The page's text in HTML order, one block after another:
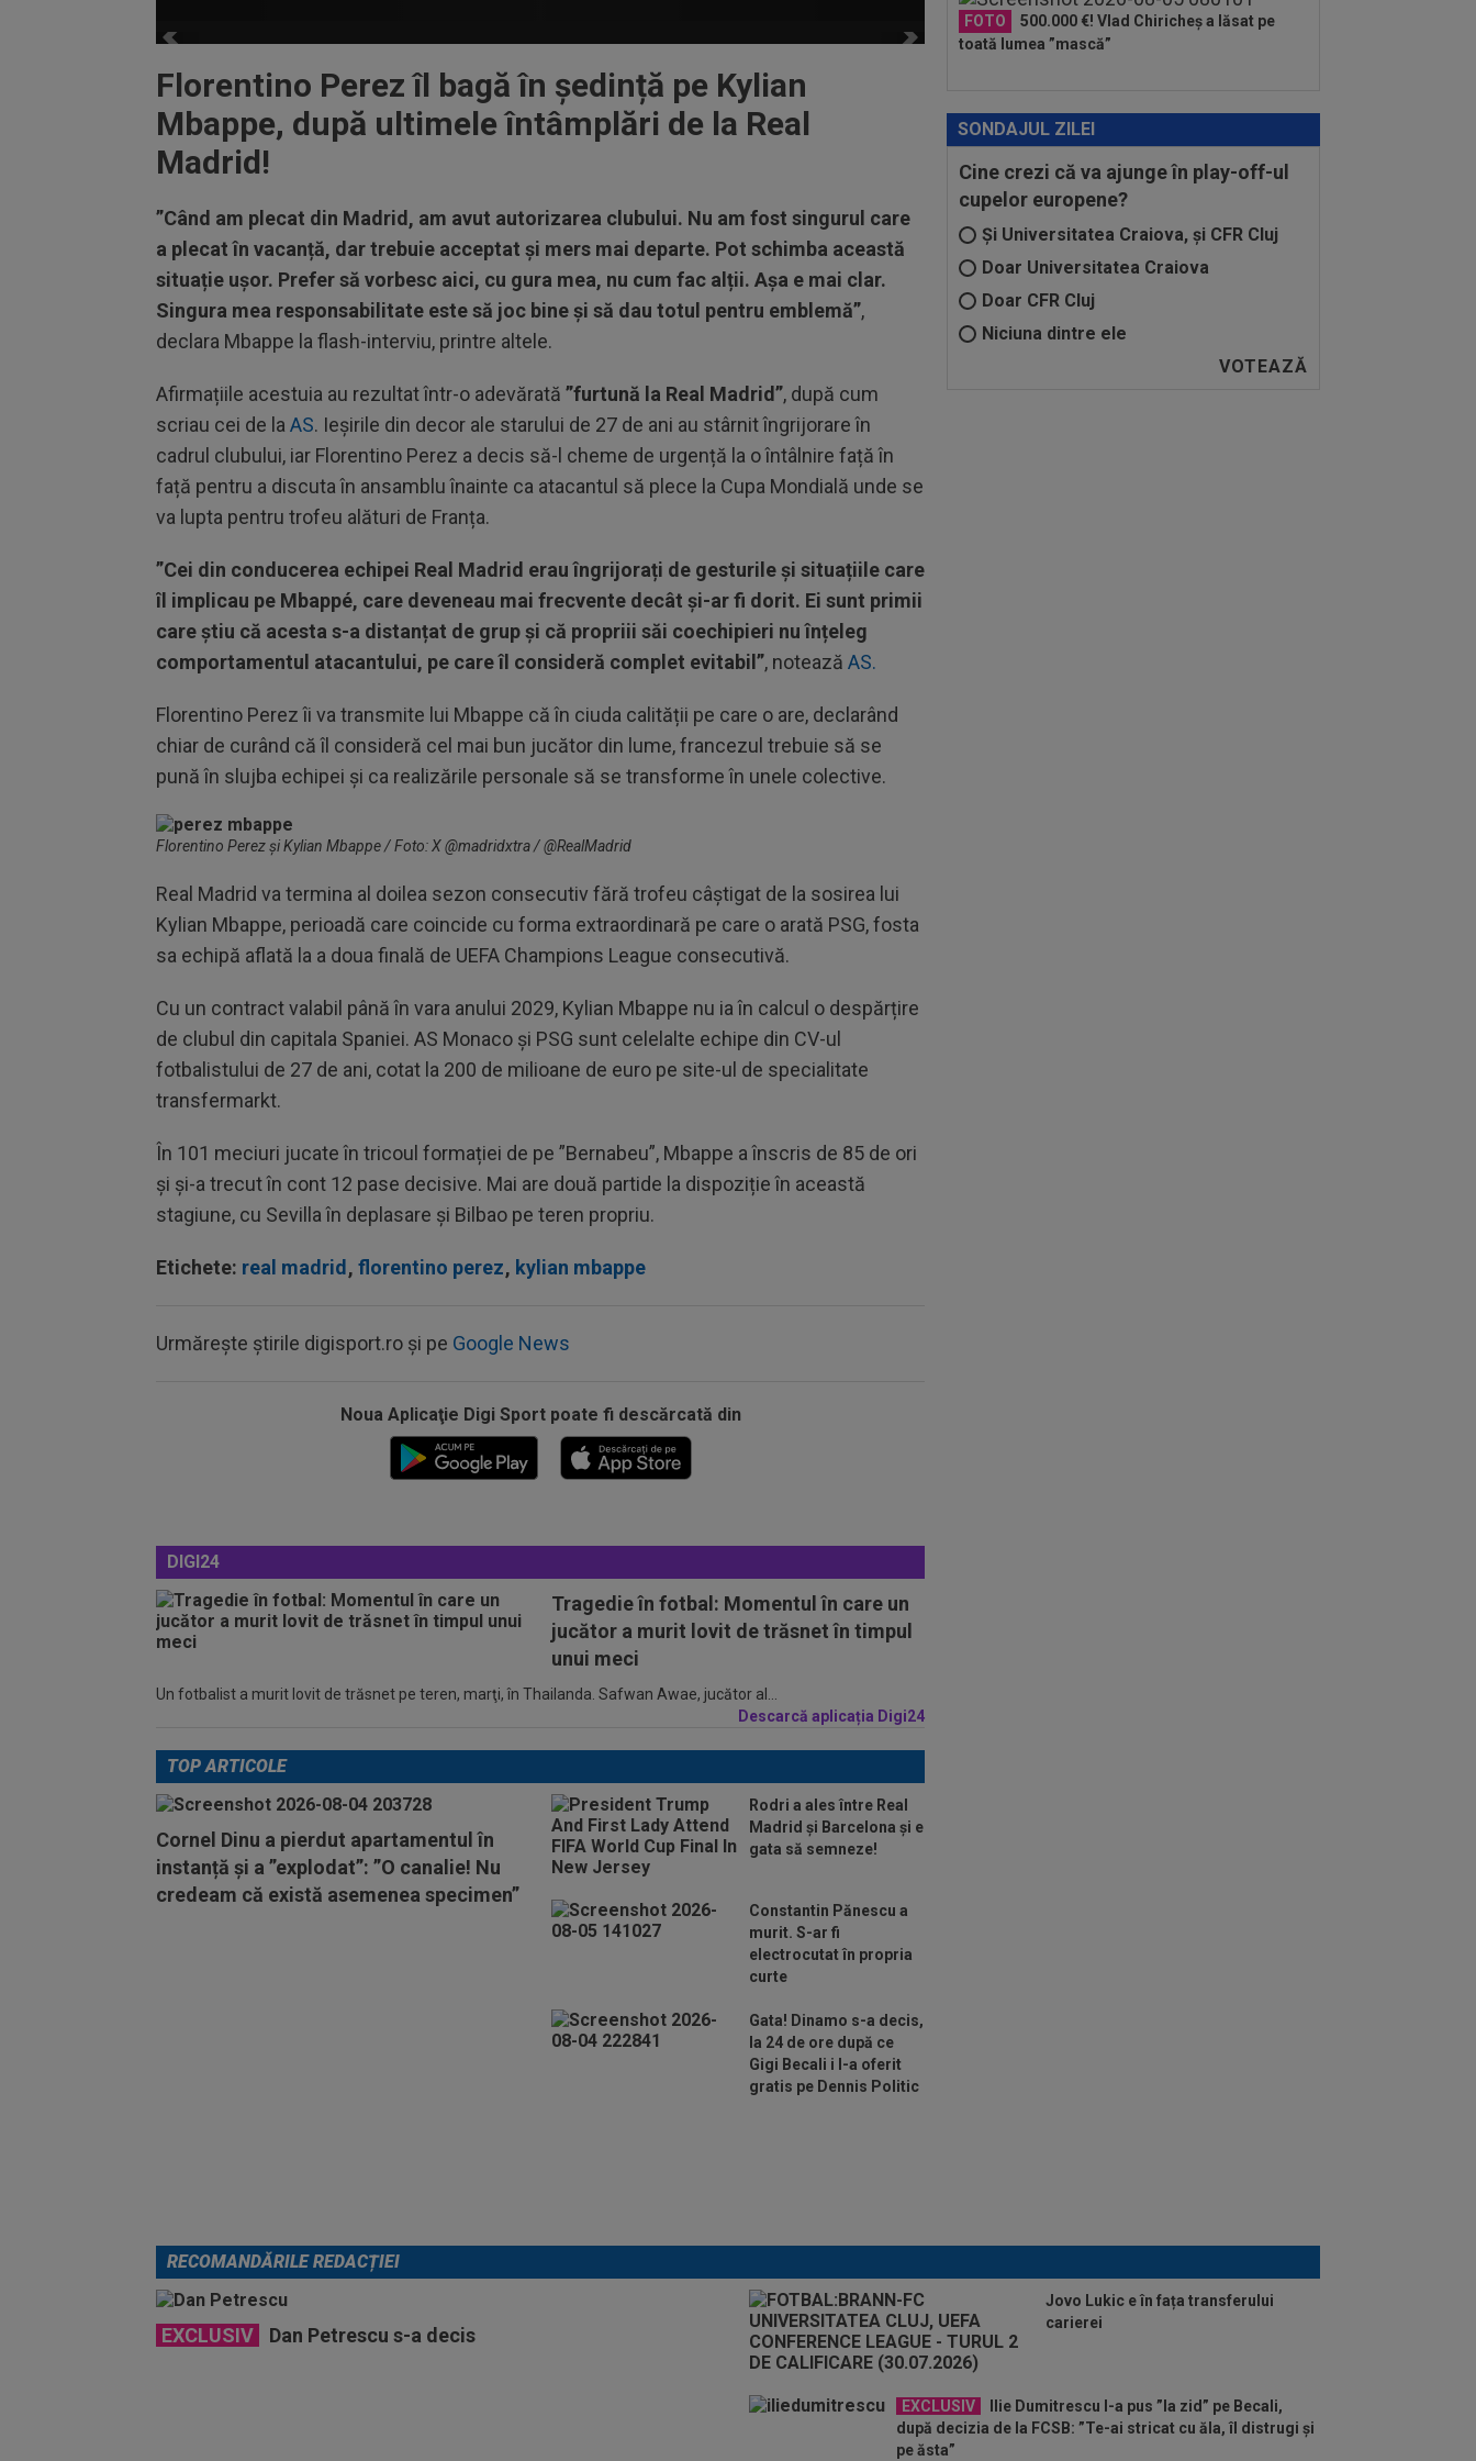
Florentino Perez îl bagă în ședință pe Kylian
Mbappe, după ultimele întâmplări de la Real
Madrid!
”Când am plecat din Madrid, am avut autorizarea clubului. Nu am fost singurul care
a plecat în vacanță, dar trebuie acceptat și mers mai departe. Pot schimba această
situație ușor. Prefer să vorbesc aici, cu gura mea, nu cum fac alții. Așa e mai clar.
Singura mea responsabilitate este să joc bine și să dau totul pentru emblemă”,
declara Mbappe la flash-interviu, printre altele.
Afirmațiile acestuia au rezultat într-o adevărată ”furtună la Real Madrid”, după cum
scriau cei de la AS. Ieșirile din decor ale starului de 27 de ani au stârnit îngrijorare în
cadrul clubului, iar Florentino Perez a decis să-l cheme de urgență la o întâlnire față în
față pentru a discuta în ansamblu înainte ca atacantul să plece la Cupa Mondială unde se
va lupta pentru trofeu alături de Franța.
”Cei din conducerea echipei Real Madrid erau îngrijorați de gesturile și situațiile care
îl implicau pe Mbappé, care deveneau mai frecvente decât și-ar fi dorit. Ei sunt primii
care știu că acesta s-a distanțat de grup și că propriii săi coechipieri nu înțeleg
comportamentul atacantului, pe care îl consideră complet evitabil”, notează AS.
Florentino Perez îi va transmite lui Mbappe că în ciuda calității pe care o are, declarând
chiar de curând că îl consideră cel mai bun jucător din lume, francezul trebuie să se
pună în slujba echipei și ca realizările personale să se transforme în unele colective.
Florentino Perez și Kylian Mbappe / Foto: X @madridxtra / @RealMadrid
Real Madrid va termina al doilea sezon consecutiv fără trofeu câștigat de la sosirea lui
Kylian Mbappe, perioadă care coincide cu forma extraordinară pe care o arată PSG, fosta
sa echipă aflată la a doua finală de UEFA Champions League consecutivă.
Cu un contract valabil până în vara anului 2029, Kylian Mbappe nu ia în calcul o despărțire
de clubul din capitala Spaniei. AS Monaco și PSG sunt celelalte echipe din CV-ul
fotbalistului de 27 de ani, cotat la 200 de milioane de euro pe site-ul de specialitate
transfermarkt.
În 101 meciuri jucate în tricoul formației de pe ”Bernabeu”, Mbappe a înscris de 85 de ori
și și-a trecut în cont 12 pase decisive. Mai are două partide la dispoziție în această
stagiune, cu Sevilla în deplasare și Bilbao pe teren propriu.
Etichete: real madrid, florentino perez, kylian mbappe
Urmărește știrile digisport.ro și pe Google News
Noua Aplicaţie Digi Sport poate fi descărcată din
DIGI24
Tragedie în fotbal: Momentul în care un
jucător a murit lovit de trăsnet în timpul
unui meci
Un fotbalist a murit lovit de trăsnet pe teren, marţi, în Thailanda. Safwan Awae, jucător al...
Descarcă aplicația Digi24
FOTO
500.000 €! Vlad Chiricheș a lăsat pe
toată lumea ”mască”
SONDAJUL ZILEI
Cine crezi că va ajunge în play-off-ul
cupelor europene?
Și Universitatea Craiova, și CFR Cluj
Doar Universitatea Craiova
Doar CFR Cluj
Niciuna dintre ele
TOP ARTICOLE
Cornel Dinu a pierdut apartamentul în
instanță și a ”explodat”: ”O canalie! Nu
credeam că există asemenea specimen”
Rodri a ales între Real
Madrid și Barcelona și e
gata să semneze!
Constantin Pănescu a
murit. S-ar fi
electrocutat în propria
curte
Gata! Dinamo s-a decis,
la 24 de ore după ce
Gigi Becali i l-a oferit
gratis pe Dennis Politic
RECOMANDĂRILE REDACȚIEI
EXCLUSIV Dan Petrescu s-a decis
Jovo Lukic e în fața transferului
carierei
EXCLUSIV
Ilie Dumitrescu l-a pus ”la zid” pe Becali,
după decizia de la FCSB: ”Te-ai stricat cu ăla, îl distrugi și
pe ăsta”